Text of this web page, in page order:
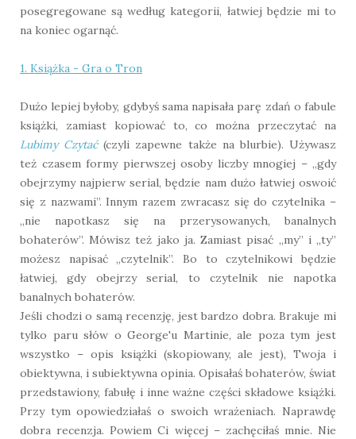
posegregowane są według kategorii, łatwiej będzie mi to
na koniec ogarnąć.
1. Książka - Gra o Tron
Dużo lepiej byłoby, gdybyś sama napisała parę zdań o fabule
książki, zamiast kopiować to, co można przeczytać na
Lubimy Czytać(czyli zapewne także na blurbie). Używasz
też czasem formy pierwszej osoby liczby mnogiej – „gdy
obejrzymy najpierw serial, będzie nam dużo łatwiej oswoić
się z nazwami”. Innym razem zwracasz się do czytelnika –
„nie napotkasz się na przerysowanych, banalnych
bohaterów”. Mówisz też jako ja. Zamiast pisać „my” i „ty”
możesz napisać „czytelnik”. Bo to czytelnikowi będzie
łatwiej, gdy obejrzy serial, to czytelnik nie napotka
banalnych bohaterów.
Jeśli chodzi o samą recenzję, jest bardzo dobra. Brakuje mi
tylko paru słów o George'u Martinie, ale poza tym jest
wszystko – opis książki (skopiowany, ale jest), Twoja i
obiektywna, i subiektywna opinia. Opisałaś bohaterów, świat
przedstawiony, fabułę i inne ważne części składowe książki.
Przy tym opowiedziałaś o swoich wrażeniach. Naprawdę
dobra recenzja. Powiem Ci więcej – zachęciłaś mnie. Nie